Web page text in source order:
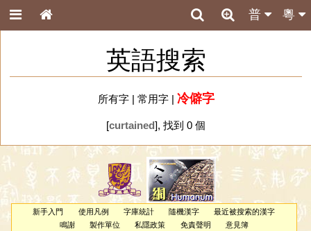
粵
普
英語搜索
所有字| 常用字| 冷僻字
[curtained], 找到 0 個
新手入門 使用凡例 字庫統計 隨機漢字
最近被搜索的漢字
鳴謝
製作單位 私隱政策 免責聲明 意見簿